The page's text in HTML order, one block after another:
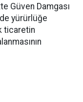
Güven Damgası
yürürlüğe
ticaretin